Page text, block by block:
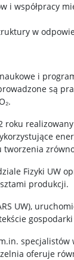
i współpracy
w
i
są
Fizyki UW
produkcji.
UW),
gospodarki
oferuje